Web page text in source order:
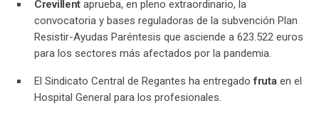
Crevillent aprueba, en pleno extraordinario, la
convocatoria y bases reguladoras de la subvención Plan
Resistir-Ayudas Paréntesis que asciende a 623.522 euros
para los sectores más afectados por la pandemia.
El Sindicato Central de Regantes ha entregadofrutaen el
Hospital General para los profesionales.